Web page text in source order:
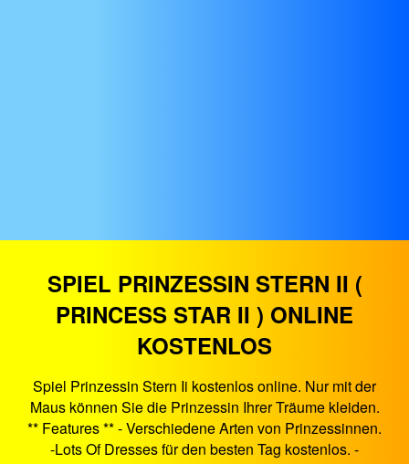
SPIEL PRINZESSIN STERN II (
PRINCESS STAR II ) ONLINE
KOSTENLOS
Spiel Prinzessin Stern Ii kostenlos online. Nur mit der
Maus können Sie die Prinzessin Ihrer Träume kleiden.
** Features ** - Verschiedene Arten von Prinzessinnen.
-Lots Of Dresses für den besten Tag kostenlos. -